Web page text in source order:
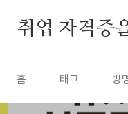
취업 자격증
홈 태그 방